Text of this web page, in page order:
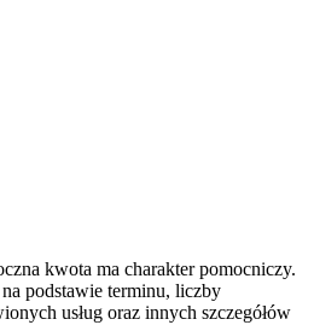
kwota ma charakter pomocniczy.
podstawie terminu, liczby
usług oraz innych szczegółów